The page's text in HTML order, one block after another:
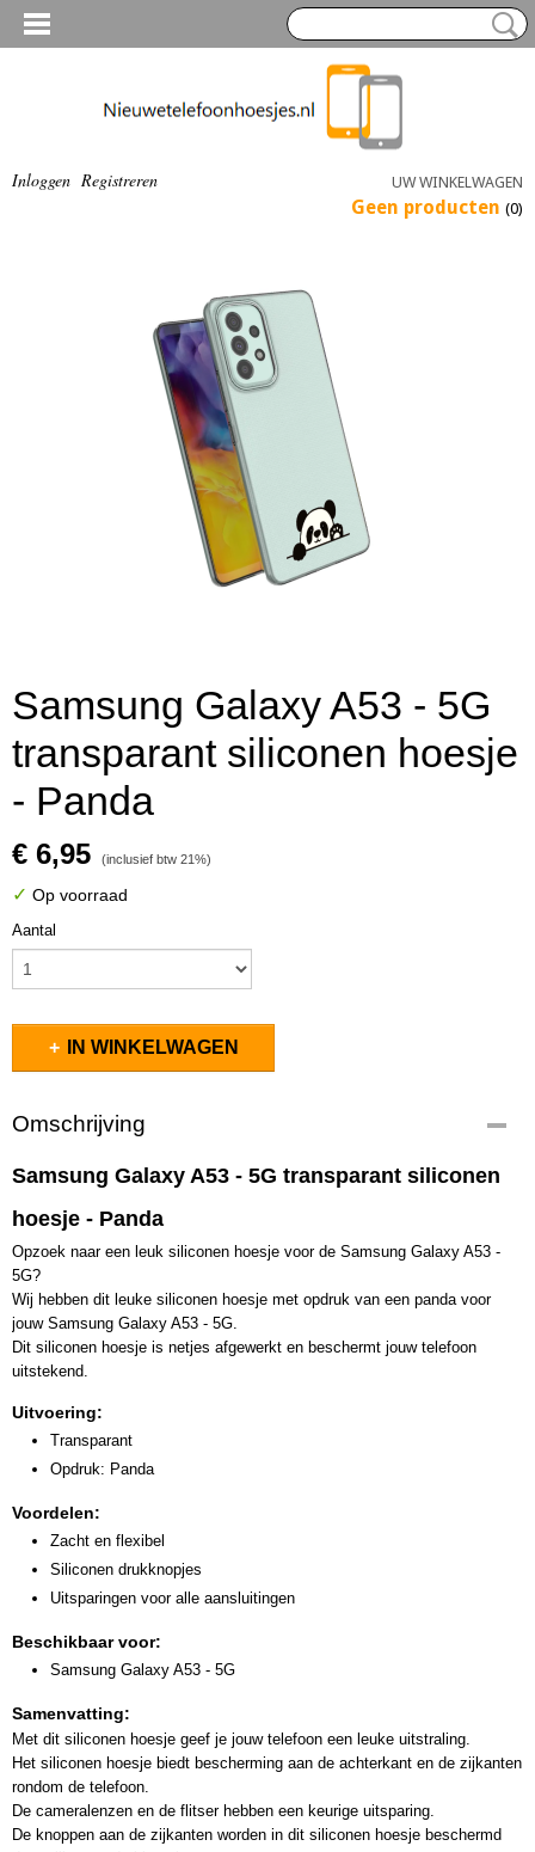
Inloggen Registreren UW WINKELWAGEN
Geen producten (0)
Samsung Galaxy A53 - 5G
transparant siliconen hoesje
- Panda
€ 6,95 (inclusief btw 21%)
✓ Op voorraad
Aantal
IN WINKELWAGEN
Omschrijving
Samsung Galaxy A53 - 5G transparant siliconen
hoesje - Panda
Opzoek naar een leuk siliconen hoesje voor de Samsung Galaxy A53 -
5G?
Wij hebben dit leuke siliconen hoesje met opdruk van een panda voor
jouw Samsung Galaxy A53 - 5G.
Dit siliconen hoesje is netjes afgewerkt en beschermt jouw telefoon
uitstekend.
Uitvoering:
Transparant
Opdruk: Panda
Voordelen:
Zacht en flexibel
Siliconen drukknopjes
Uitsparingen voor alle aansluitingen
Beschikbaar voor:
Samsung Galaxy A53 - 5G
Samenvatting:
Met dit siliconen hoesje geef je jouw telefoon een leuke uitstraling.
Het siliconen hoesje biedt bescherming aan de achterkant en de zijkanten
rondom de telefoon.
De cameralenzen en de flitser hebben een keurige uitsparing.
De knoppen aan de zijkanten worden in dit siliconen hoesje beschermd